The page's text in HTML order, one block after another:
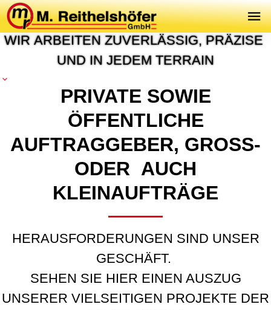
PROJEKTE & REFERENZEN
WIR ARBEITEN ZUVERLÄSSIG, PRÄZISE
UND IN JEDEM TERRAIN
PRIVATE SOWIE
ÖFFENTLICHE
AUFTRAGGEBER, GROSS- O
DER AUCH K
LEINAUFTRÄGE
HERAUSFORDERUNGEN SIND UNSER
GESCHÄFT.
SEHEN SIE HIER EINEN AUSZUG
UNSERER VIELSEITIGEN PROJEKTE DER